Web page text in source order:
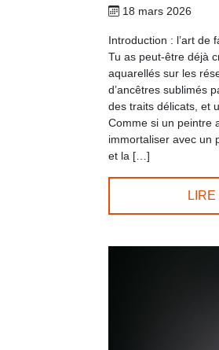
18 mars 2026
Introduction : l’art de
Tu as peut-être déjà
aquarellés sur les
d’ancêtres sublimés
des traits délicats, et
Comme si un peintre
immortaliser avec un
et la […]